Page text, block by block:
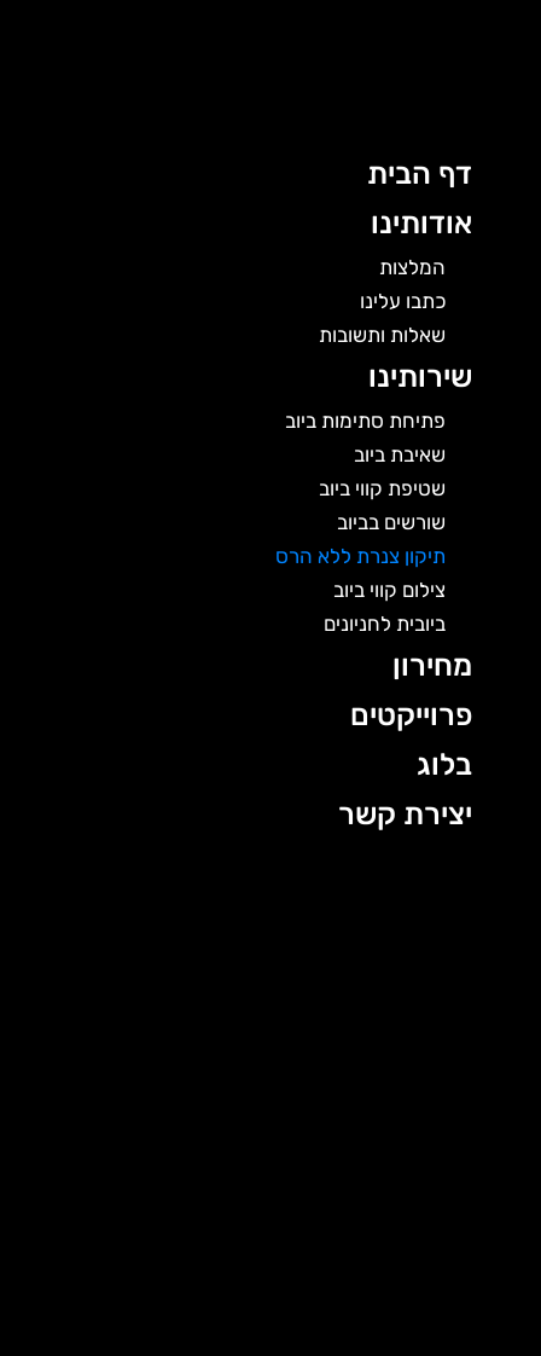
דף הבית
אודותינו
המלצות
כתבו עלינו
שאלות ותשובות
שירותינו
פתיחת סתימות ביוב
שאיבת ביוב
שטיפת קווי ביוב
שורשים בביוב
תיקון צנרת ללא הרס
צילום קווי ביוב
ביובית לחניונים
מחירון
פרוייקטים
בלוג
יצירת קשר